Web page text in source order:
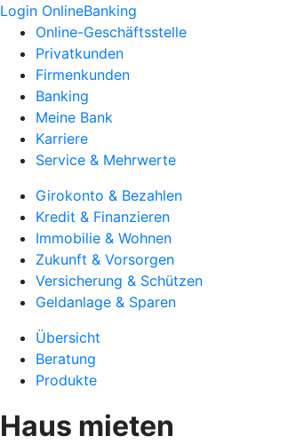
Login OnlineBanking
Online-Geschäftsstelle
Privatkunden
Firmenkunden
Banking
Meine Bank
Karriere
Service & Mehrwerte
Girokonto & Bezahlen
Kredit & Finanzieren
Immobilie & Wohnen
Zukunft & Vorsorgen
Versicherung & Schützen
Geldanlage & Sparen
Übersicht
Beratung
Produkte
Haus mieten